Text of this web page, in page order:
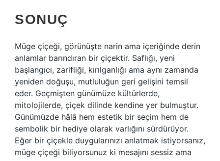
SONUÇ
Müge çiçeği, görünüşte narin ama içeriğinde derin
anlamlar barındıran bir çiçektir. Saflığı, yeni
başlangıcı, zarifliği, kırılganlığı ama aynı zamanda
yeniden doğuşu, mutluluğun geri gelişini temsil
eder. Geçmişten günümüze kültürlerde,
mitolojilerde, çiçek dilinde kendine yer bulmuştur.
Günümüzde hâlâ hem estetik bir seçim hem de
sembolik bir hediye olarak varlığını sürdürüyor.
Eğer bir çiçekle duygularınızı anlatmak istiyorsanız,
müge çiçeği biliyorsunuz ki mesajını sessiz ama